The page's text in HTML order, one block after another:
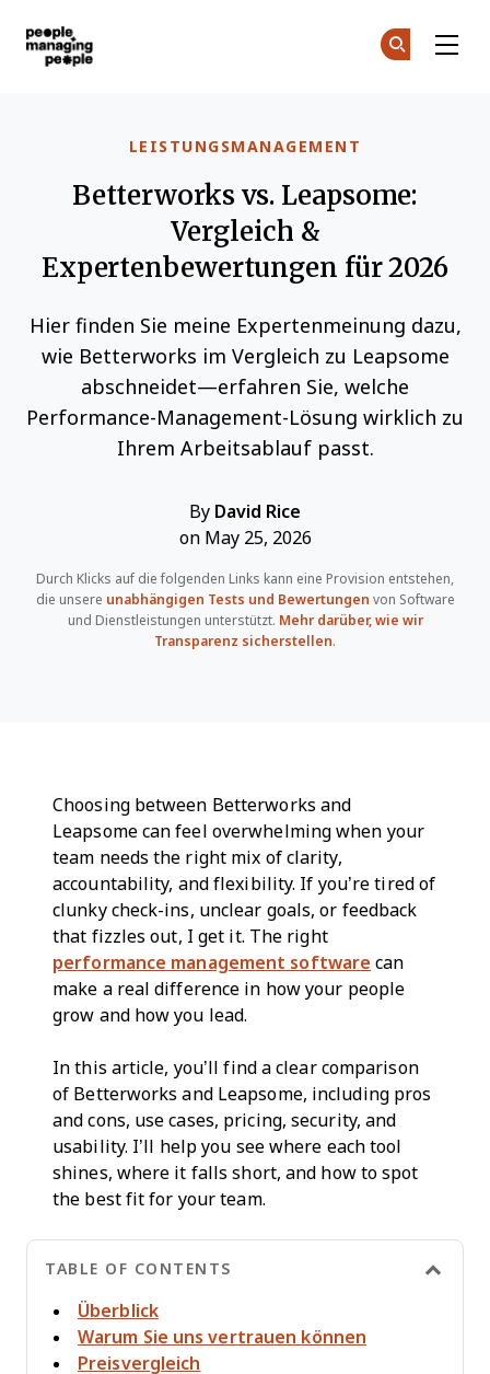
LEISTUNGSMANAGEMENT
Betterworks vs. Leapsome:
Vergleich &
Expertenbewertungen für 2026
Hier finden Sie meine Expertenmeinung dazu,
wie Betterworks im Vergleich zu Leapsome
abschneidet—erfahren Sie, welche
Performance-Management-Lösung wirklich zu
Ihrem Arbeitsablauf passt.
By David Rice
on May 25, 2026
Durch Klicks auf die folgenden Links kann eine Provision entstehen,
die unsere unabhängigen Tests und Bewertungen von Software
und Dienstleistungen unterstützt. Mehr darüber, wie wir
Transparenz sicherstellen.
Choosing between Betterworks and
Leapsome can feel overwhelming when your
team needs the right mix of clarity,
accountability, and flexibility. If you’re tired of
clunky check-ins, unclear goals, or feedback
that fizzles out, I get it. The right
performance management software can
make a real difference in how your people
grow and how you lead.
In this article, you’ll find a clear comparison
of Betterworks and Leapsome, including pros
and cons, use cases, pricing, security, and
usability. I’ll help you see where each tool
shines, where it falls short, and how to spot
the best fit for your team.
TABLE OF CONTENTS
Überblick
Warum Sie uns vertrauen können
Preisvergleich